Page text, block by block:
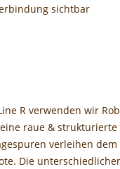
sichtbar
R verwenden wir
raue &
verleihen
Die